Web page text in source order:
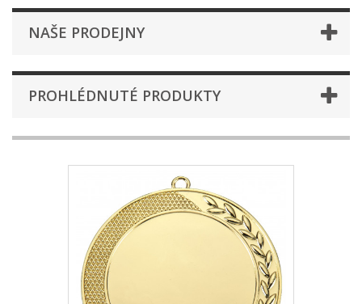
NAŠE PRODEJNY
PROHLÉDNUTÉ PRODUKTY